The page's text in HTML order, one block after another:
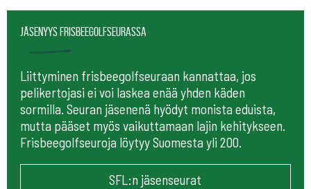
Jäsenyys frisbeegolfseurassa
Liittyminen frisbeegolfseuraan kannattaa, jos
pelikertojasi ei voi laskea enää yhden käden
sormilla. Seuran jäsenenä hyödyt monista eduista,
mutta pääset myös vaikuttamaan lajin kehitykseen.
Frisbeegolfseuroja löytyy Suomesta yli 200.
SFL:n jäsenseurat